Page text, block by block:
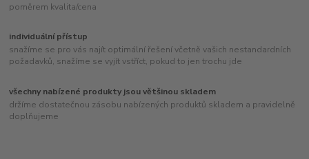
poměrem kvalita/cena
individuální přístup
snažíme se pro vás najít optimální řešení včetně vašich nestandardních
požadavků, snažíme se vyjít vstříct, pokud to jen trochu jde
všechny nabízené produkty jsou většinou skladem
držíme dostatečnou zásobu nabízených produktů skladem a pravidelně
doplňujeme